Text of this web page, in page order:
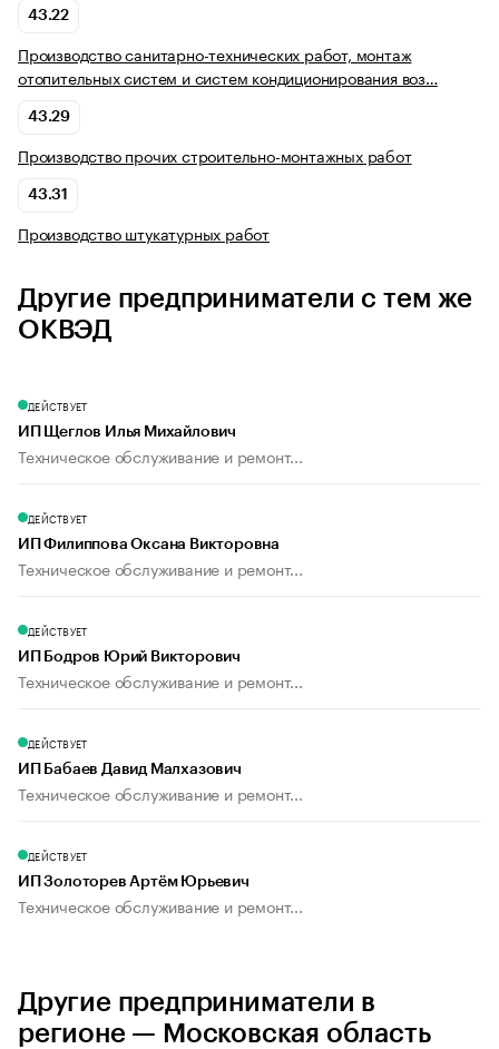
43.22
Производство санитарно-технических работ, монтаж
отопительных систем и систем кондиционирования воз…
43.29
Производство прочих строительно-монтажных работ
43.31
Производство штукатурных работ
Другие предприниматели с тем же
ОКВЭД
ДЕЙСТВУЕТ
ИП Щеглов Илья Михайлович
Техническое обслуживание и ремонт...
ДЕЙСТВУЕТ
ИП Филиппова Оксана Викторовна
Техническое обслуживание и ремонт...
ДЕЙСТВУЕТ
ИП Бодров Юрий Викторович
Техническое обслуживание и ремонт...
ДЕЙСТВУЕТ
ИП Бабаев Давид Малхазович
Техническое обслуживание и ремонт...
ДЕЙСТВУЕТ
ИП Золоторев Артём Юрьевич
Техническое обслуживание и ремонт...
Другие предприниматели в
регионе — Московская область